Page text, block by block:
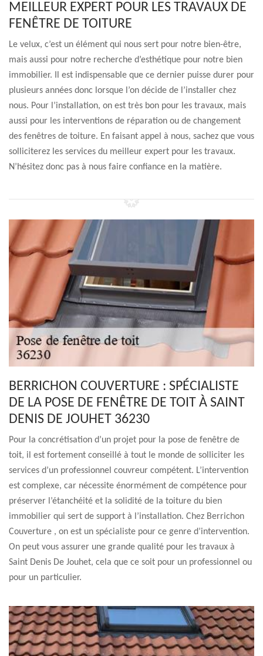
MEILLEUR EXPERT POUR LES TRAVAUX DE
FENÊTRE DE TOITURE
Le velux, c’est un élément qui nous sert pour notre bien-être,
mais aussi pour notre recherche d’esthétique pour notre bien
immobilier. Il est indispensable que ce dernier puisse durer pour
plusieurs années donc lorsque l’on décide de l’installer chez
nous. Pour l’installation, on est très bon pour les travaux, mais
aussi pour les interventions de réparation ou de changement
des fenêtres de toiture. En faisant appel à nous, sachez que vous
solliciterez les services du meilleur expert pour les travaux.
N’hésitez donc pas à nous faire confiance en la matière.
BERRICHON COUVERTURE : SPÉCIALISTE
DE LA POSE DE FENÊTRE DE TOIT À SAINT
DENIS DE JOUHET 36230
Pour la concrétisation d’un projet pour la pose de fenêtre de
toit, il est fortement conseillé à tout le monde de solliciter les
services d’un professionnel couvreur compétent. L’intervention
est complexe, car nécessite énormément de compétence pour
préserver l’étanchéité et la solidité de la toiture du bien
immobilier qui sert de support à l’installation. Chez Berrichon
Couverture , on est un spécialiste pour ce genre d’intervention.
On peut vous assurer une grande qualité pour les travaux à
Saint Denis De Jouhet, cela que ce soit pour un professionnel ou
pour un particulier.